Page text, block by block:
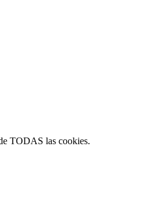
TODAS las cookies.